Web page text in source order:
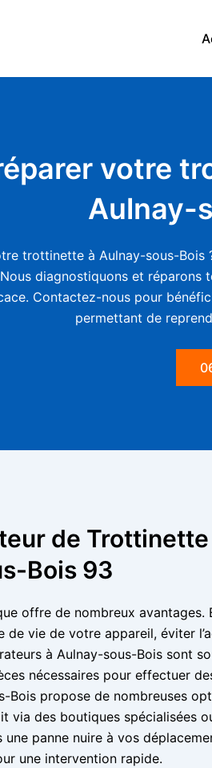
votre
Aulnay-
trottinette à Aulnay-sous-
diagnostiquons et réparons
Contactez-nous pour
permettant de
de Trottinette
Bois 93
offre de nombreux avantages.
vie de votre appareil, éviter
à Aulnay-sous-Bois sont
nécessaires pour effectuer
Bois propose de nombreuses
via des boutiques spécialisées
panne nuire à vos
une intervention rapide.